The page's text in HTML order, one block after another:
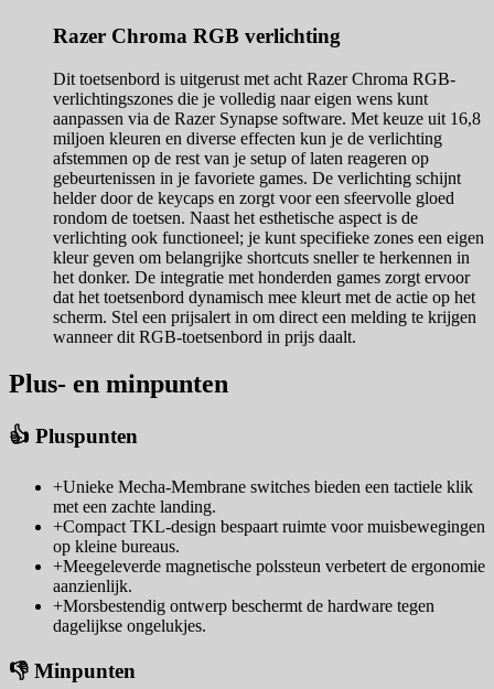
Razer Chroma RGB verlichting
Dit toetsenbord is uitgerust met acht Razer Chroma RGB-
verlichtingszones die je volledig naar eigen wens kunt
aanpassen via de Razer Synapse software. Met keuze uit 16,8
miljoen kleuren en diverse effecten kun je de verlichting
afstemmen op de rest van je setup of laten reageren op
gebeurtenissen in je favoriete games. De verlichting schijnt
helder door de keycaps en zorgt voor een sfeervolle gloed
rondom de toetsen. Naast het esthetische aspect is de
verlichting ook functioneel; je kunt specifieke zones een eigen
kleur geven om belangrijke shortcuts sneller te herkennen in
het donker. De integratie met honderden games zorgt ervoor
dat het toetsenbord dynamisch mee kleurt met de actie op het
scherm. Stel een prijsalert in om direct een melding te krijgen
wanneer dit RGB-toetsenbord in prijs daalt.
Plus- en minpunten
👍 Pluspunten
+Unieke Mecha-Membrane switches bieden een tactiele klik
met een zachte landing.
+Compact TKL-design bespaart ruimte voor muisbewegingen
op kleine bureaus.
+Meegeleverde magnetische polssteun verbetert de ergonomie
aanzienlijk.
+Morsbestendig ontwerp beschermt de hardware tegen
dagelijkse ongelukjes.
👎 Minpunten